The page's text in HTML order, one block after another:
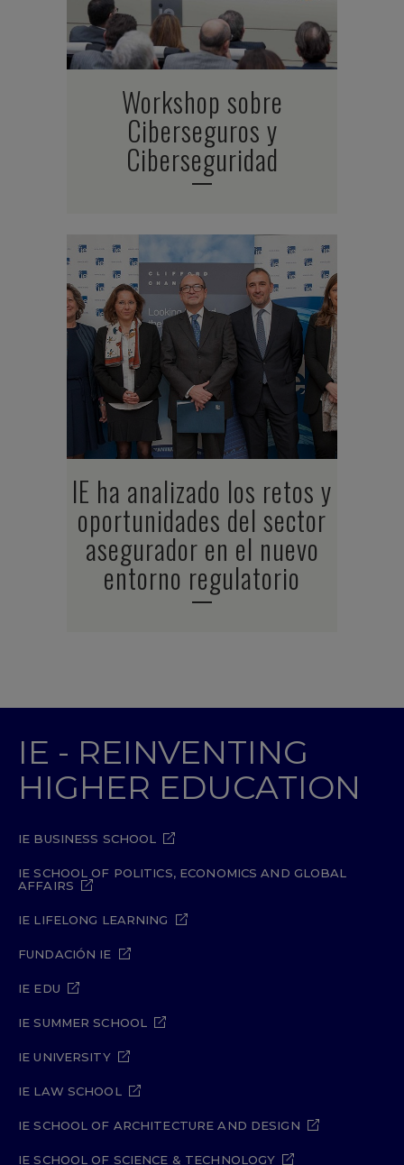
Workshop sobre
Ciberseguros y
Ciberseguridad
IE ha analizado los retos y
oportunidades del sector
asegurador en el nuevo
entorno regulatorio
IE - REINVENTING
HIGHER EDUCATION
IE BUSINESS SCHOOL
IE SCHOOL OF POLITICS, ECONOMICS AND GLOBAL
AFFAIRS
IE LIFELONG LEARNING
FUNDACIÓN IE
IE EDU
IE SUMMER SCHOOL
IE UNIVERSITY
IE LAW SCHOOL
IE SCHOOL OF ARCHITECTURE AND DESIGN
IE SCHOOL OF SCIENCE & TECHNOLOGY